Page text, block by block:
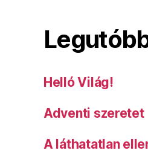
Helló Világ!
Adventi szeretet
A láthatatlan